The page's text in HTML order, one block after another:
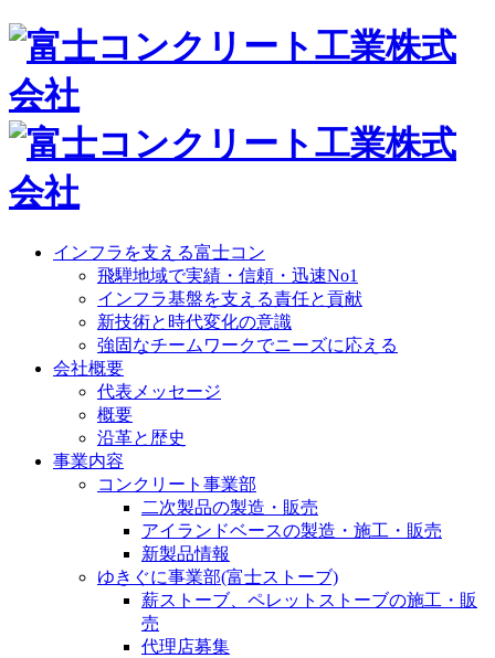
インフラを支える富士コン
飛騨地域で実績・信頼・迅速No1
インフラ基盤を支える責任と貢献
新技術と時代変化の意識
強固なチームワークでニーズに応える
会社概要
代表メッセージ
概要
沿革と歴史
事業内容
コンクリート事業部
二次製品の製造・販売
アイランドベースの製造・施工・販売
新製品情報
ゆきぐに事業部(富士ストーブ)
薪ストーブ、ペレットストーブの施工・販
売
代理店募集